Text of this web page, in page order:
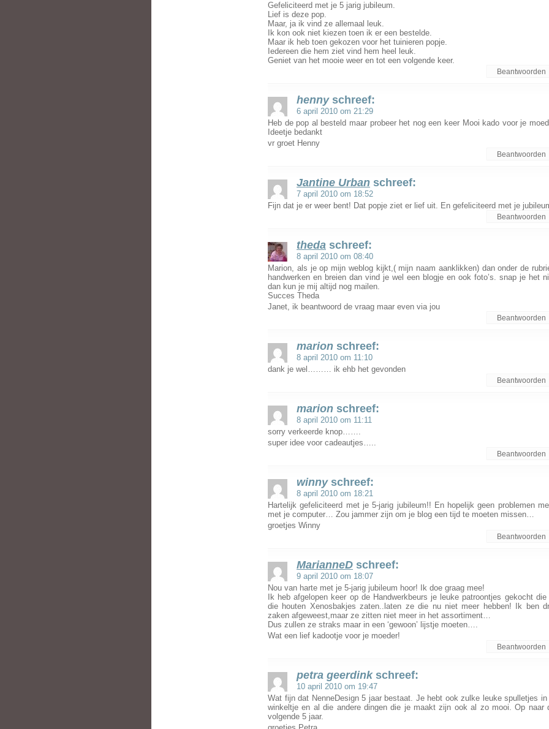
Gefeliciteerd met je 5 jarig jubileum.
Lief is deze pop.
Maar, ja ik vind ze allemaal leuk.
Ik kon ook niet kiezen toen ik er een bestelde.
Maar ik heb toen gekozen voor het tuinieren popje.
Iedereen die hem ziet vind hem heel leuk.
Geniet van het mooie weer en tot een volgende keer.
Beantwoorden
henny schreef:
6 april 2010 om 21:29
Heb de pop al besteld maar probeer het nog een keer Mooi kado voor je
Ideetje bedankt
vr groet Henny
Beantwoorden
Jantine Urban schreef:
7 april 2010 om 18:52
Fijn dat je er weer bent! Dat popje ziet er lief uit. En gefeliciteerd met je
Beantwoorden
theda schreef:
8 april 2010 om 08:40
Marion, als je op mijn weblog kijkt,( mijn naam aanklikken) dan onder de
handwerken en breien dan vind je wel een blogje en ook foto’s. snap je het
dan kun je mij altijd nog mailen.
Succes Theda
Janet, ik beantwoord de vraag maar even via jou
Beantwoorden
marion schreef:
8 april 2010 om 11:10
dank je wel……… ik ehb het gevonden
Beantwoorden
marion schreef:
8 april 2010 om 11:11
sorry verkeerde knop…….
super idee voor cadeautjes…..
Beantwoorden
winny schreef:
8 april 2010 om 18:21
Hartelijk gefeliciteerd met je 5-jarig jubileum!! En hopelijk geen problemen
met je computer… Zou jammer zijn om je blog een tijd te moeten missen…
groetjes Winny
Beantwoorden
MarianneD schreef:
9 april 2010 om 18:07
Nou van harte met je 5-jarig jubileum hoor! Ik doe graag mee!
Ik heb afgelopen keer op de Handwerkbeurs je leuke patroontjes gekocht die
die houten Xenosbakjes zaten..laten ze die nu niet meer hebben! Ik ben
zaken afgeweest,maar ze zitten niet meer in het assortiment…
Dus zullen ze straks maar in een ‘gewoon’ lijstje moeten….
Wat een lief kadootje voor je moeder!
Beantwoorden
petra geerdink schreef:
10 april 2010 om 19:47
Wat fijn dat NenneDesign 5 jaar bestaat. Je hebt ook zulke leuke spulletjes in
winkeltje en al die andere dingen die je maakt zijn ook al zo mooi. Op naar
volgende 5 jaar.